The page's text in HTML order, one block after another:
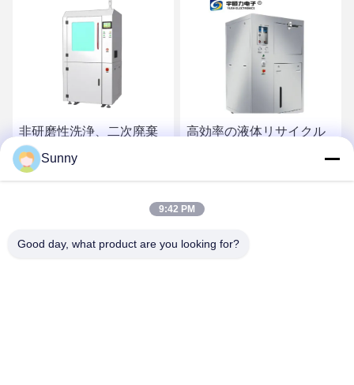
非研磨性洗浄、二次廃棄
物なしのオンラインドラ
イアイス洗浄機、5～10kg
最高の価格を入手
高効率の液体リサイクル
Sunny
9:42 PM
Good day, what product are you looking for?